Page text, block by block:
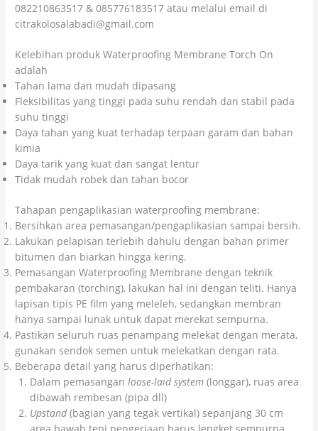
082210863517 & 085776183517 atau melalui email di
citrakolosalabadi@gmail.com
Kelebihan produk Waterproofing Membrane Torch On
adalah
Tahan lama dan mudah dipasang
Fleksibilitas yang tinggi pada suhu rendah dan stabil pada
suhu tinggi
Daya tahan yang kuat terhadap terpaan garam dan bahan
kimia
Daya tarik yang kuat dan sangat lentur
Tidak mudah robek dan tahan bocor
Tahapan pengaplikasian waterproofing membrane:
Bersihkan area pemasangan/pengaplikasian sampai bersih.
Lakukan pelapisan terlebih dahulu dengan bahan primer
bitumen dan biarkan hingga kering.
Pemasangan Waterproofing Membrane dengan teknik
pembakaran (torching), lakukan hal ini dengan teliti. Hanya
lapisan tipis PE film yang meleleh, sedangkan membran
hanya sampai lunak untuk dapat merekat sempurna.
Pastikan seluruh ruas penampang melekat dengan merata,
gunakan sendok semen untuk melekatkan dengan rata.
Beberapa detail yang harus diperhatikan:
Dalam pemasangan loose-laid system(longgar), ruas area
dibawah rembesan (pipa dll)
Upstand(bagian yang tegak vertikal) sepanjang 30 cm